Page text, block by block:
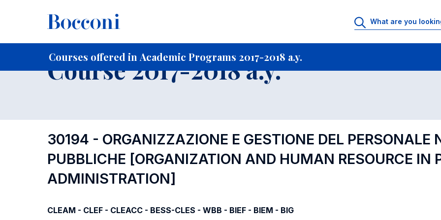
Courses offered in Academic Programs 2017-2018 a.y.
Home For current Students Courses offered in Academic Programs 2017-2018 a.y.
Course 2017-2018 a.y.
30194 - ORGANIZZAZIONE E GESTIONE DEL PERSONALE
PUBBLICHE [ORGANIZATION AND HUMAN RESOURCE IN
ADMINISTRATION]
CLEAM - CLEF - CLEACC - BESS-CLES - WBB - BIEF - BIEM - BIG